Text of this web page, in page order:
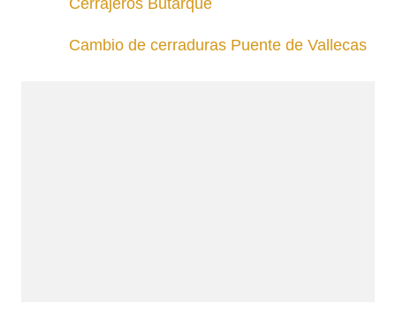
Cambio de cerraduras Puente de Vallecas